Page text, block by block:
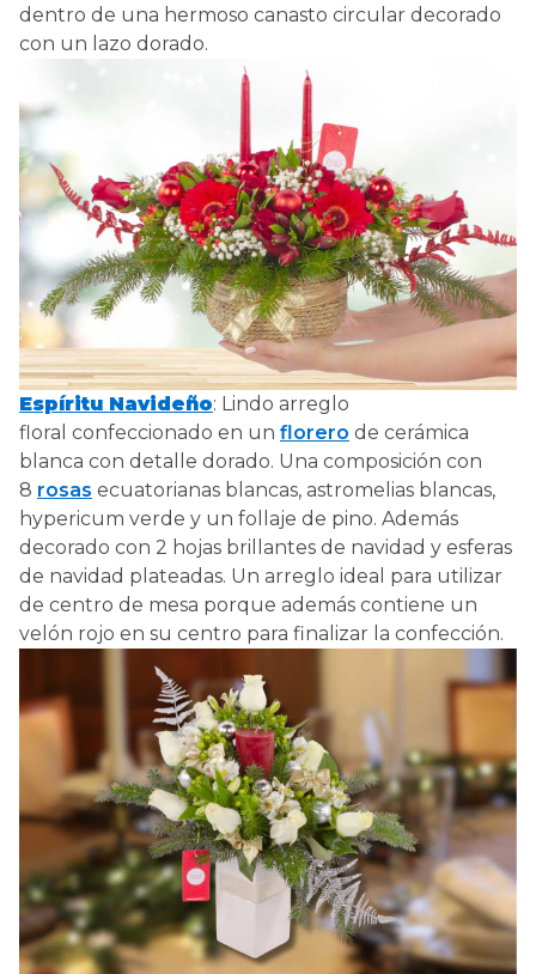
dentro de una hermoso canasto circular decorado
con un lazo dorado.
Espíritu Navideño: Lindo arreglo
floral confeccionado en un florero de cerámica
blanca con detalle dorado. Una composición con
8 rosas ecuatorianas blancas, astromelias blancas,
hypericum verde y un follaje de pino. Además
decorado con 2 hojas brillantes de navidad y esferas
de navidad plateadas. Un arreglo ideal para utilizar
de centro de mesa porque además contiene un
velón rojo en su centro para finalizar la confección.